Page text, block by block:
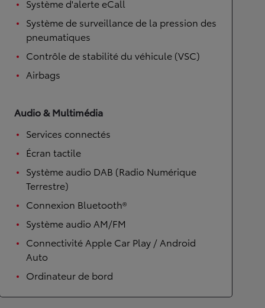
Système d'alerte eCall
Système de surveillance de la pression des
pneumatiques
Contrôle de stabilité du véhicule (VSC)
Airbags
Audio & Multimédia
Services connectés
Écran tactile
Système audio DAB (Radio Numérique
Terrestre)
Connexion Bluetooth®
Système audio AM/FM
Connectivité Apple Car Play / Android
Auto
Ordinateur de bord